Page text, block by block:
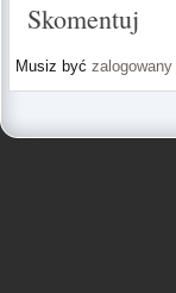
Skomentuj
Musiz być zalogowany